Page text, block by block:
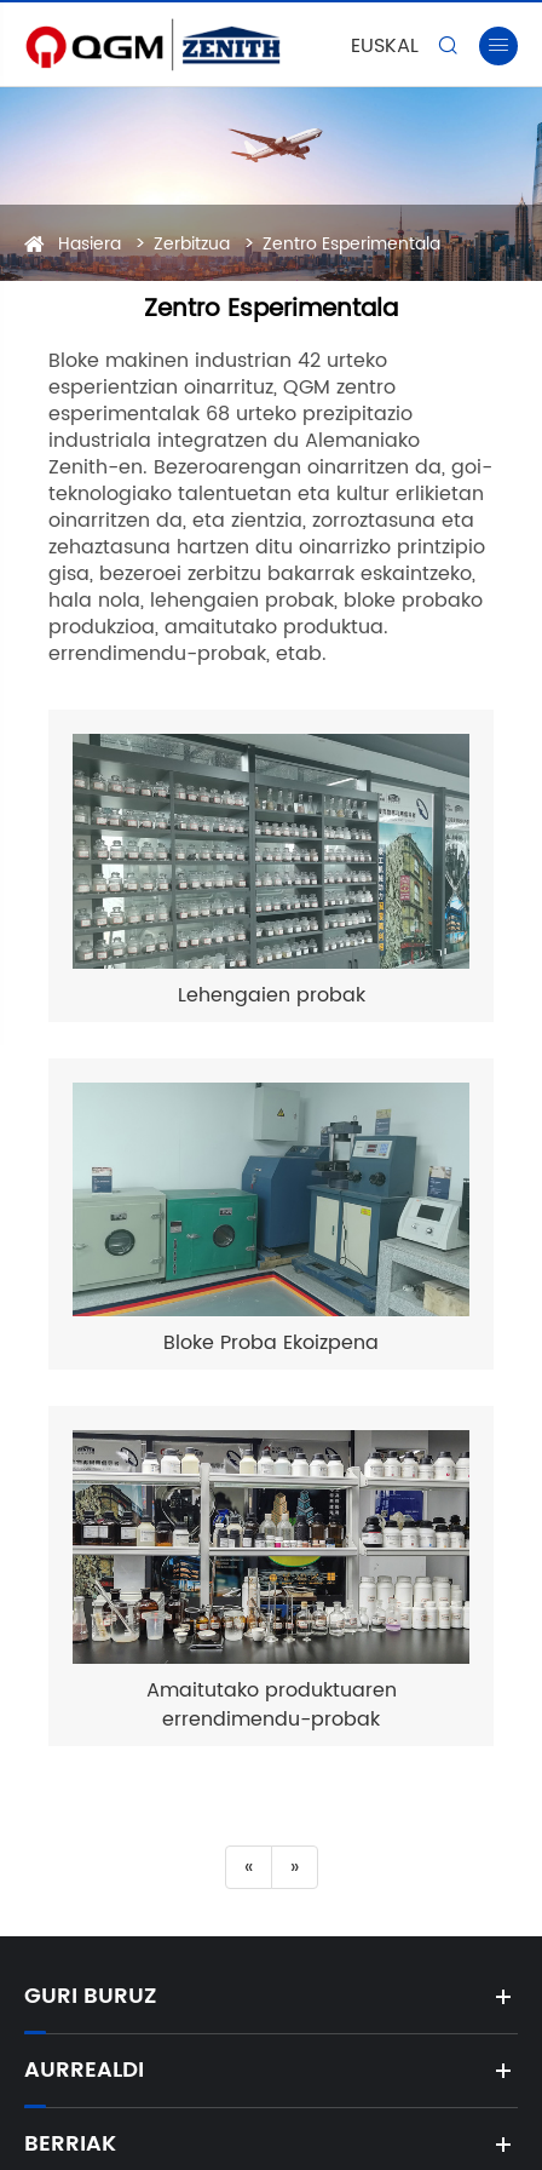
EUSKAL  
Hasiera Zerbitzua Zentro Esperimentala
Zentro Esperimentala
Bloke makinen industrian 42 urteko
esperientzian oinarrituz, QGM zentro
esperimentalak 68 urteko prezipitazio
industriala integratzen du Alemaniako
Zenith-en. Bezeroarengan oinarritzen da, goi-
teknologiako talentuetan eta kultur erlikietan
oinarritzen da, eta zientzia, zorroztasuna eta
zehaztasuna hartzen ditu oinarrizko printzipio
gisa, bezeroei zerbitzu bakarrak eskaintzeko,
hala nola, lehengaien probak, bloke probako
produkzioa, amaitutako produktua.
errendimendu-probak, etab.
Lehengaien probak
Bloke Proba Ekoizpena
Amaitutako produktuaren
errendimendu-probak
« »
GURI BURUZ
AURREALDI
BERRIAK